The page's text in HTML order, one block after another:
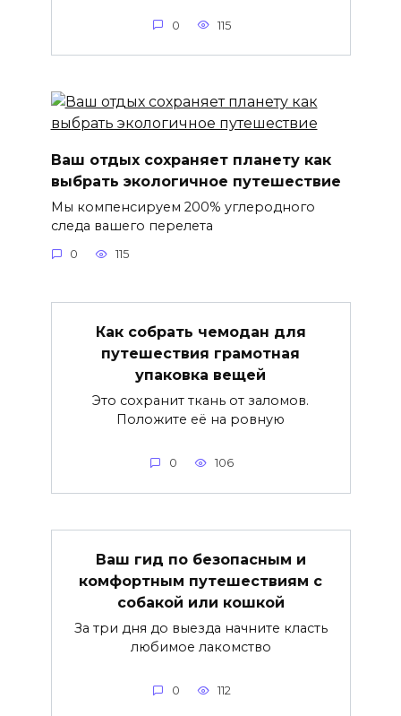
0 115
Ваш отдых сохраняет планету как
выбрать экологичное путешествие
Мы компенсируем 200% углеродного
следа вашего перелета
0 115
Как собрать чемодан для
путешествия грамотная
упаковка вещей
Это сохранит ткань от заломов.
Положите её на ровную
0 106
Ваш гид по безопасным и
комфортным путешествиям с
собакой или кошкой
За три дня до выезда начните класть
любимое лакомство
0 112